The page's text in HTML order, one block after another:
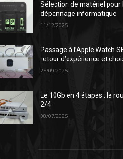
Sélection de matériel pour
dépannage informatique
11/12/2025
Passage à l’Apple Watch
retour d’expérience et
25/09/2025
Le 10Gb en 4 étapes : le
2/4
08/07/2025